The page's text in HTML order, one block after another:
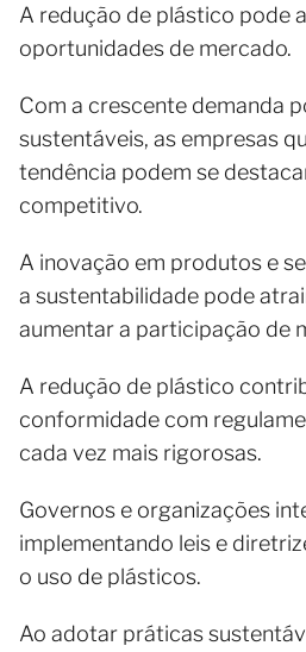
A redução de plástico pode
oportunidades de mercado.
Com a crescente demanda
sustentáveis, as empresas
tendência podem se
competitivo.
A inovação em produtos e
a sustentabilidade pode
aumentar a participação de
A redução de plástico
conformidade com
cada vez mais rigorosas.
Governos e organizações
implementando leis e
o uso de plásticos.
Ao adotar práticas